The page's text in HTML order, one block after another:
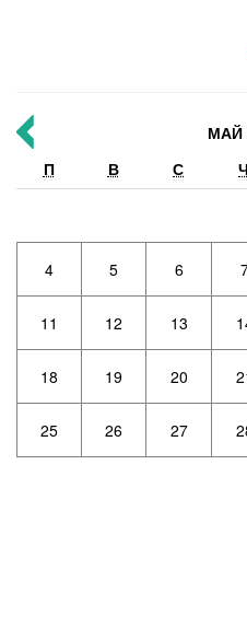
МАЙ
П
В С Ч
4 5 6
11 12 13
18 19 20
25 26 27